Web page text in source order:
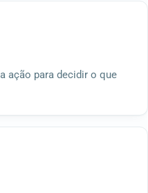
ação para decidir o que